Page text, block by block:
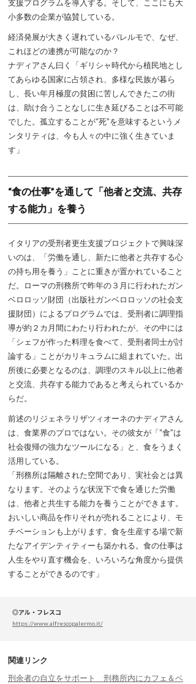
支援プログラムを導入する。そして、ここにも大
小多数の企業が協賛している。
経済発展が大きく遅れているパレルモで、なぜ、
これほどの連携が可能なのか？
ナディアさん曰く「ギリシャ時代から植民地とし
てあらゆる国家に占領され、多様な民族が暮ら
し、長い年月極度の貧困に苦しんできたこの街
は、助け合うことなしに生き延びることは不可能
でした。孤立することが“死”を意味するというメ
ンタリティは、今も人々の中に強く生きていま
す」
“食の仕事”を通して「他者と交流、共存
する能力」を養う
イタリアの受刑者更生支援プロジェクトで興味深
いのは、「労働を通し、新たに他者と共存する心
の持ち用を養う」ことに重きが置かれていること
だ。ローマの刑務所で昨年の３月に行われたガン
ベロロッソ財団（出版社ガンベロロッソの社会支
援財団）によるプログラムでは、受刑者に調理指
導が約２カ月間にわたり行われたが、その中には
「シェフが作った料理を食べて、受刑者同士が討
論する」ことがカリキュラムに組まれていた。出
所後に必要となるのは、調理のスキル以上に他者
と交流、共存する能力であると考えられているか
らだ。
前述のリジェネラリザツィオーネのナディアさん
は、食業界のプロではない。その彼女が「“食”は
社会復帰の強力なツールになる」と、食をうまく
活用している。
「刑務所は隔離された空間であり、実社会とは異
なります。そのような状況下で食を通じた労働
は、他者と共生する能力を養うことができます。
おいしい商品を作りそれが売れることにより、モ
チベーションも上がります。食を生産する場で新
たなアイデンティティーも築かれる。食の仕事は
人生をやり直す機会を、いろいろな角度から提供
することができるのです」
◎アル・フレスコ
https://www.alfrescopalermo.it/
関連リンク
刑余者の自立をサポート 刑務所内にカフェ＆ベ